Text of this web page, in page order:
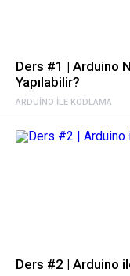
ARDUINO ILE KODLAMA
Ders #1 | Arduino
Yapılabilir?
Ders #2 | Arduino